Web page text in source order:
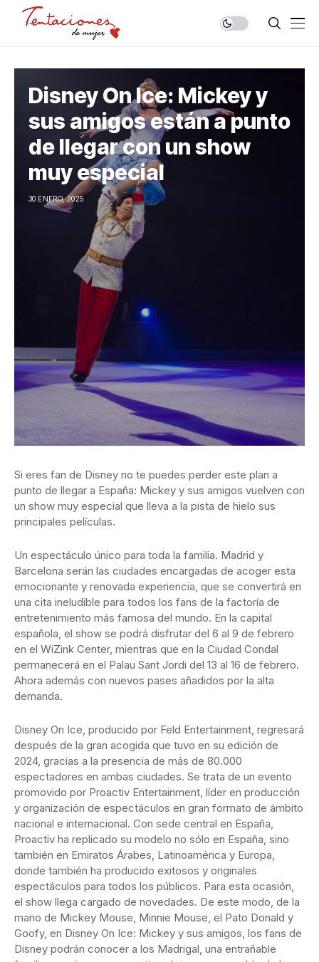
Disney On Ice: Mickey y
sus amigos están a punto
de llegar con un show
muy especial
30 ENERO, 2025
Si eres fan de Disney no te puedes perder este plan a
punto de llegar a España: Mickey y sus amigos vuelven con
un show muy especial que lleva a la pista de hielo sus
principales películas.
Un espectáculo único para toda la familia. Madrid y
Barcelona serán las ciudades encargadas de acoger esta
emocionante y renovada experiencia, que se convertirá en
una cita ineludible para todos los fans de la factoría de
entretenimiento más famosa del mundo. En la capital
española, el show se podrá disfrutar del 6 al 9 de febrero
en el WiZink Center, mientras que en la Ciudad Condal
permanecerá en el Palau Sant Jordi del 13 al 16 de febrero.
Ahora además con nuevos pases añadidos por la alta
demanda.
Disney On Ice, producido por Feld Entertainment, regresará
después de la gran acogida que tuvo en su edición de
2024, gracias a la presencia de más de 80.000
espectadores en ambas ciudades. Se trata de un evento
promovido por Proactiv Entertainment, líder en producción
y organización de espectáculos en gran formato de ámbito
nacional e internacional. Con sede central en España,
Proactiv ha replicado su modelo no sólo en España, sino
también en Emiratos Árabes, Latinoamérica y Europa,
donde también ha producido exitosos y originales
espectáculos para todos los públicos. Para esta ocasión,
el show llega cargado de novedades. De este modo, de la
mano de Mickey Mouse, Minnie Mouse, el Pato Donald y
Goofy, en Disney On Ice: Mickey y sus amigos, los fans de
Disney podrán conocer a los Madrigal, una entrañable